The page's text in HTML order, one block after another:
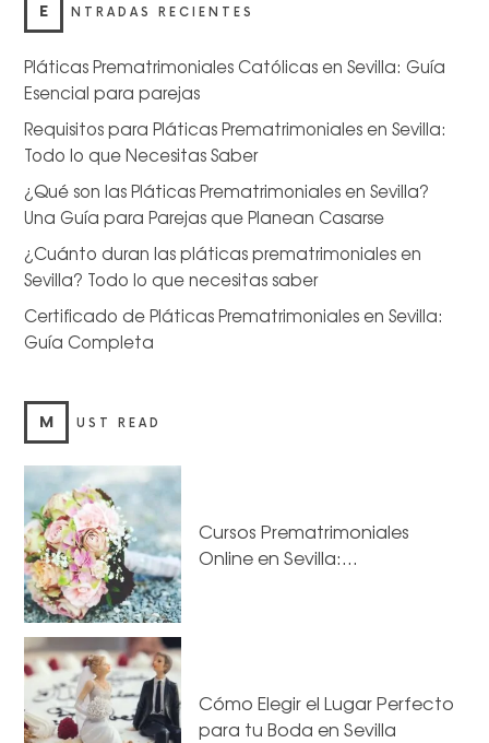
E NTRADAS RECIENTES
Pláticas Prematrimoniales Católicas en Sevilla: Guía
Esencial para parejas
Requisitos para Pláticas Prematrimoniales en Sevilla:
Todo lo que Necesitas Saber
¿Qué son las Pláticas Prematrimoniales en Sevilla?
Una Guía para Parejas que Planean Casarse
¿Cuánto duran las pláticas prematrimoniales en
Sevilla? Todo lo que necesitas saber
Certificado de Pláticas Prematrimoniales en Sevilla:
Guía Completa
M UST READ
Cursos Prematrimoniales
Online en Sevilla:…
Cómo Elegir el Lugar Perfecto
para tu Boda en Sevilla